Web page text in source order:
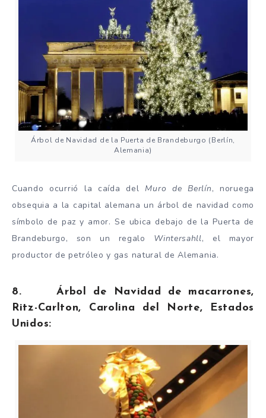
Árbol de Navidad de la Puerta de Brandeburgo (Berlín,
Alemania)
Cuando ocurrió la caída delMuro de Berlín, noruega
obsequia a la capital alemana un árbol de navidad como
símbolo de paz y amor. Se ubica debajo de la Puerta de
Brandeburgo, son un regalo Wintersahll, el mayor
productor de petróleo y gas natural de Alemania.
8. Árbol de Navidad de macarrones,
Ritz-Carlton, Carolina del Norte, Estados
Unidos: